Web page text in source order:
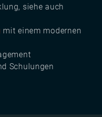
siehe auch
mit einem modernen
Schulungen